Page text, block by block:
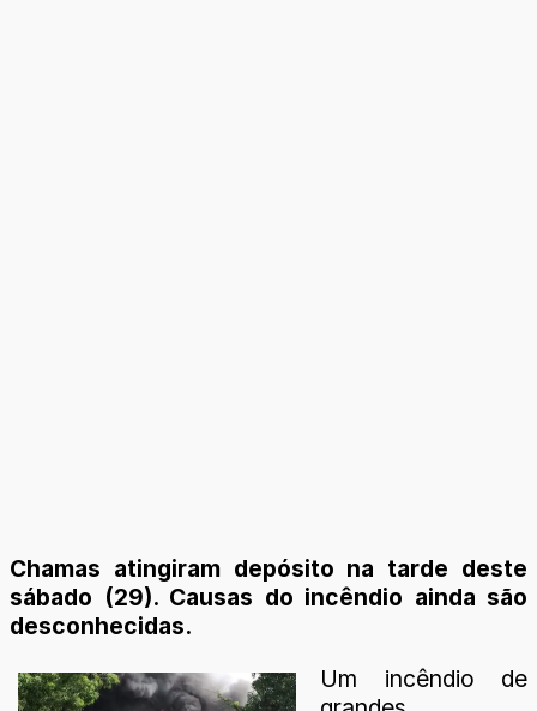
Chamas atingiram depósito na tarde deste
sábado (29). Causas do incêndio ainda são
desconhecidas.
Um incêndio de